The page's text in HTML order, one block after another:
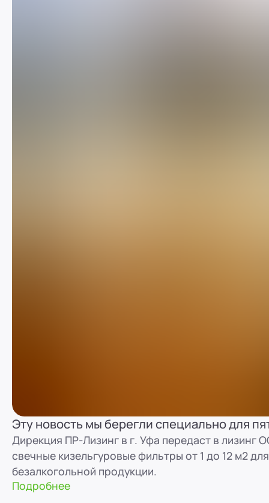
Эту новость мы берегли специально для
Дирекция ПР-Лизинг в г. Уфа передаст в лизинг
свечные кизельгуровые фильтры от 1 до 12 м2
безалкогольной продукции.
Подробнее